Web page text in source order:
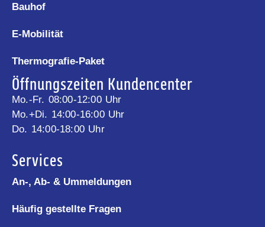
Bauhof
E-Mobilität
Thermografie-Paket
Öffnungszeiten Kundencenter
Mo.-Fr. 08:00-12:00 Uhr
Mo.+Di. 14:00-16:00 Uhr
Do. 14:00-18:00 Uhr
Services
An-, Ab- & Ummeldungen
Häufig gestellte Fragen